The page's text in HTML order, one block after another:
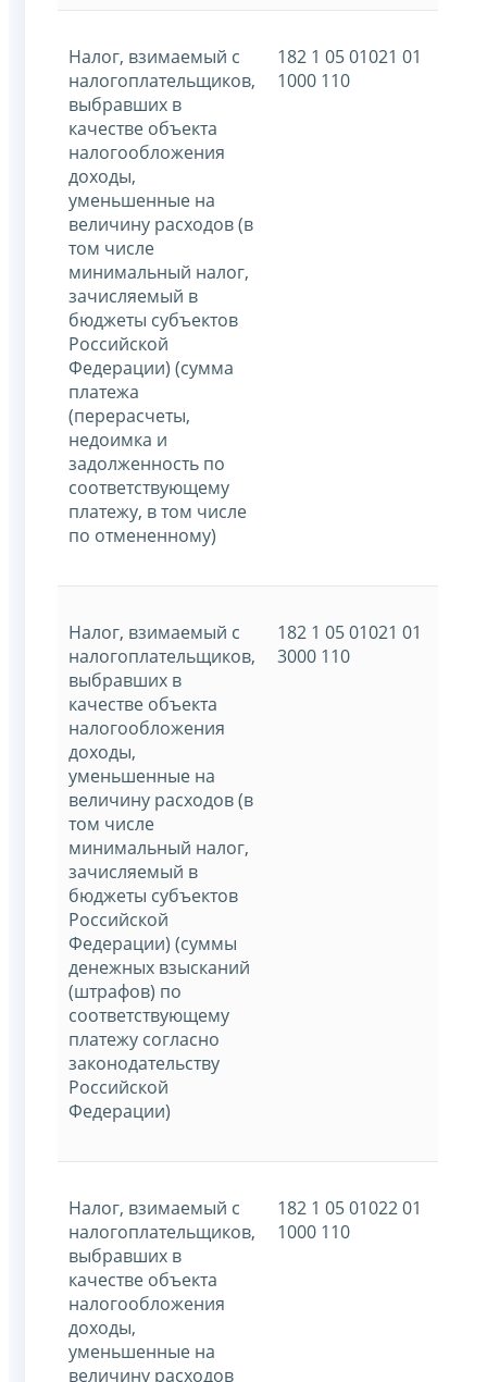
Налог, взимаемый с
налогоплательщиков,
выбравших в
качестве объекта
налогообложения
доходы,
уменьшенные на
величину расходов (в
том числе
минимальный налог,
зачисляемый в
бюджеты субъектов
Российской
Федерации) (сумма
платежа
(перерасчеты,
недоимка и
задолженность по
соответствующему
платежу, в том числе
по отмененному)
182 1 05 01021 01
1000 110
Налог, взимаемый с
налогоплательщиков,
выбравших в
качестве объекта
налогообложения
доходы,
уменьшенные на
величину расходов (в
том числе
минимальный налог,
зачисляемый в
бюджеты субъектов
Российской
Федерации) (суммы
денежных взысканий
(штрафов) по
соответствующему
платежу согласно
законодательству
Российской
Федерации)
182 1 05 01021 01
3000 110
Налог, взимаемый с
налогоплательщиков,
выбравших в
качестве объекта
налогообложения
доходы,
уменьшенные на
величину расходов
182 1 05 01022 01
1000 110